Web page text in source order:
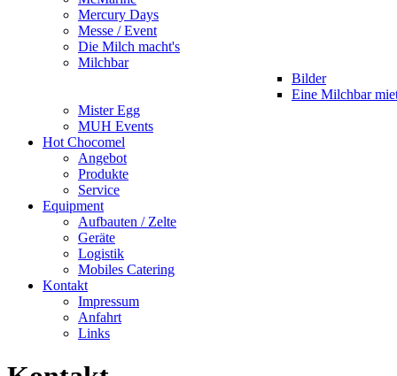
Mercury Days
Messe / Event
Die Milch macht's
Milchbar
Bilder
Eine Milchbar
Mister Egg
MUH Events
Hot Chocomel
Angebot
Produkte
Service
Equipment
Aufbauten / Zelte
Geräte
Logistik
Mobiles Catering
Kontakt
Impressum
Anfahrt
Links